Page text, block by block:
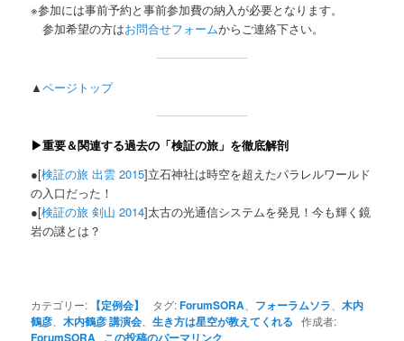
※参加には事前予約と事前参加費の納入が必要となります。
参加希望の方はお問合せフォームからご連絡下さい。
▲ページトップ
▶重要＆関連する過去の「検証の旅」を徹底解剖
●[検証の旅 出雲 2015]立石神社は時空を超えたパラレルワールド
の入口だった！
●[検証の旅 剣山 2014]太古の光通信システムを発見！今も輝く鏡
岩の謎とは？
カテゴリー: 【定例会】 タグ:ForumSORA フォーラムソラ 、木内
鶴彦 、木内鶴彦 講演会 、生き方は星空が教えてくれる 作成者:
ForumSORA この投稿のパーマリンク